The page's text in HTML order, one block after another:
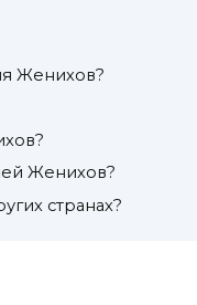
Женихов?
Женихов?
странах?